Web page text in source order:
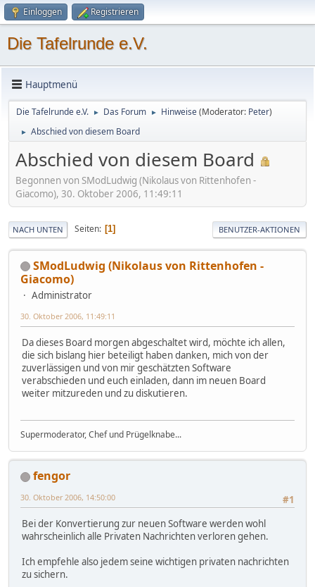
Einloggen Registrieren
Die Tafelrunde e.V.
Hauptmenü
Die Tafelrunde e.V. ► Das Forum ► Hinweise(Moderator: Peter)
► Abschied von diesem Board
Abschied von diesem Board
Begonnen von SModLudwig (Nikolaus von Rittenhofen -
Giacomo), 30. Oktober 2006, 11:49:11
NACH UNTEN Seiten 1 BENUTZER-AKTIONEN
SModLudwig (Nikolaus von Rittenhofen -
Giacomo)
Administrator
30. Oktober 2006, 11:49:11
Da dieses Board morgen abgeschaltet wird, möchte ich allen,
die sich bislang hier beteiligt haben danken, mich von der
zuverlässigen und von mir geschätzten Software
verabschieden und euch einladen, dann im neuen Board
weiter mitzureden und zu diskutieren.
Supermoderator, Chef und Prügelknabe...
fengor
#1
30. Oktober 2006, 14:50:00
Bei der Konvertierung zur neuen Software werden wohl
wahrscheinlich alle Privaten Nachrichten verloren gehen.
Ich empfehle also jedem seine wichtigen privaten nachrichten
zu sichern.